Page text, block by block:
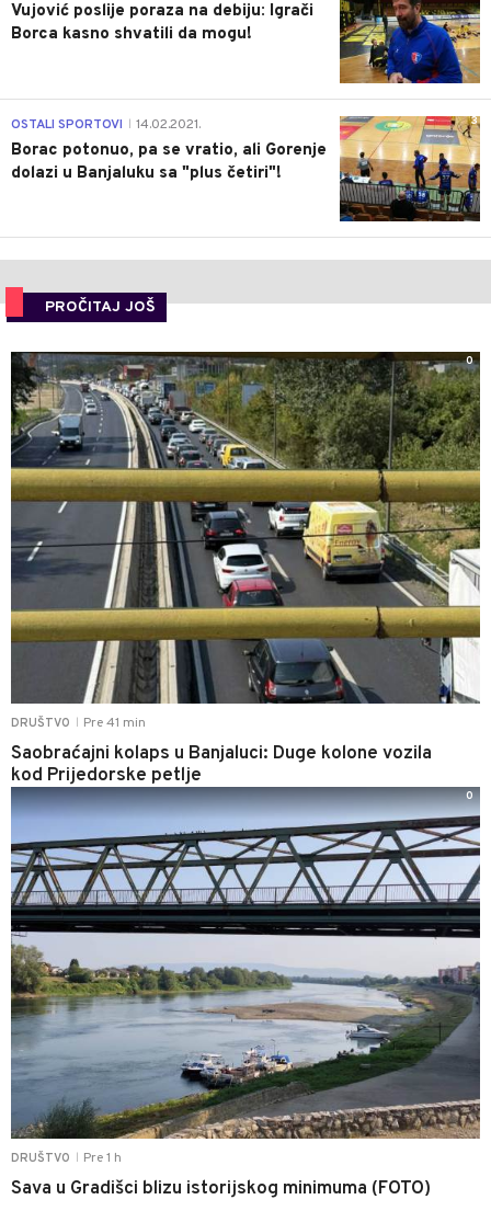
Vujović poslije poraza na debiju: Igrači
Borca kasno shvatili da mogu!
3
OSTALI SPORTOVI 14.02.2021.
Borac potonuo, pa se vratio, ali Gorenje
dolazi u Banjaluku sa "plus četiri"!
PROČITAJ JOŠ
DRUŠTVO Pre 41 min
Saobraćajni kolaps u Banjaluci: Duge kolone vozila
kod Prijedorske petlje
0
DRUŠTVO Pre 1 h
Sava u Gradišci blizu istorijskog minimuma (FOTO)
0